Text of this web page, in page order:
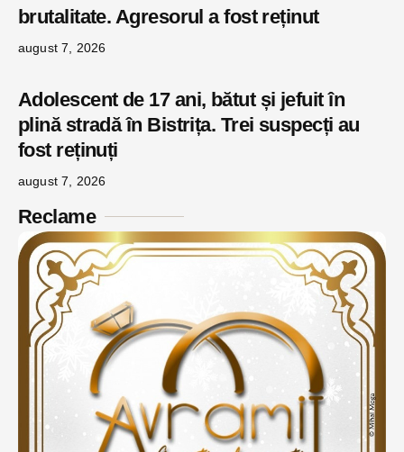
brutalitate. Agresorul a fost reținut
august 7, 2026
Adolescent de 17 ani, bătut și jefuit în
plină stradă în Bistrița. Trei suspecți au
fost reținuți
august 7, 2026
Reclame